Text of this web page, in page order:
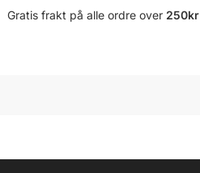
Gratis frakt på alle ordre over 250kr